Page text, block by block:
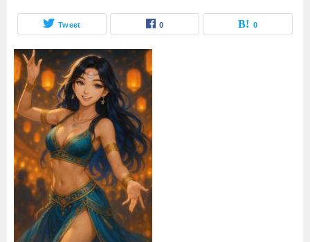
Tweet 0 0